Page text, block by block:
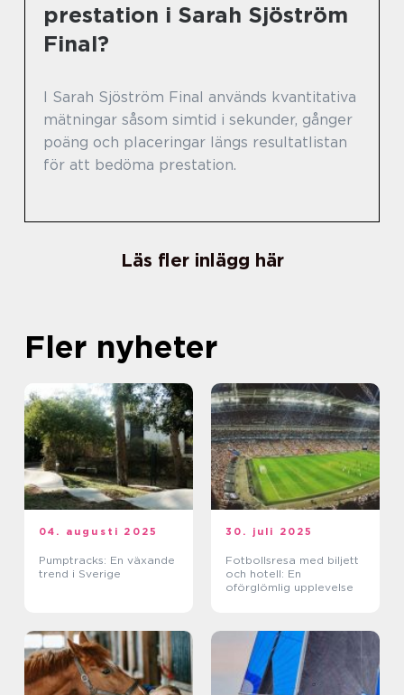
prestation i Sarah Sjöström
Final?
I Sarah Sjöström Final används kvantitativa
mätningar såsom simtid i sekunder, gånger
poäng och placeringar längs resultatlistan
för att bedöma prestation.
Läs fler inlägg här
Fler nyheter
04. augusti 2025
Pumptracks: En växande
trend i Sverige
30. juli 2025
Fotbollsresa med biljett
och hotell: En
oförglömlig upplevelse